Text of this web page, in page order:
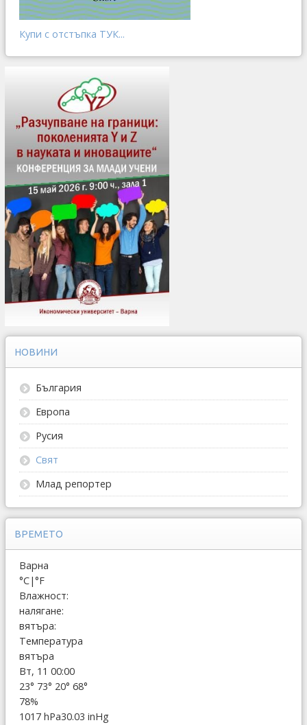
Купи с отстъпка ТУК...
НОВИНИ
България
Европа
Русия
Свят
Млад репортер
ВРЕМЕТО
Варна
°C|°F
Влажност:
налягане:
вятъра:
Температура
вятъра
Вт, 11 00:00
23° 73° 20° 68°
78%
1017 hPa30.03 inHg